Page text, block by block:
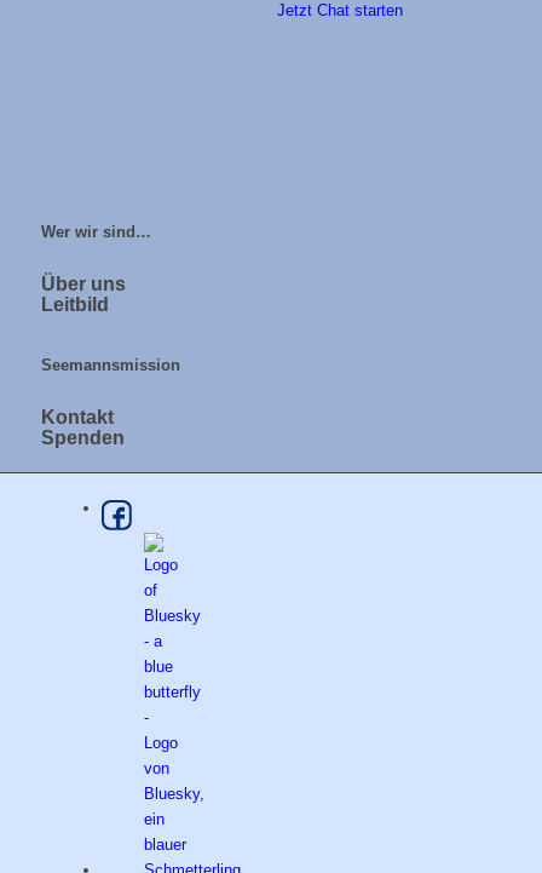
Jetzt Chat starten
Wer wir sind…
Über uns
Leitbild
Seemannsmission
Kontakt
Spenden